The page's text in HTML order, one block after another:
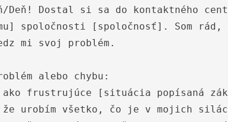
Deň! Dostal si sa do kontaktného
spoločnosti [spoločnosť]. Som rád,
mi svoj problém.
alebo chybu:
frustrujúce [situácia popísaná
urobím všetko, čo je v mojich